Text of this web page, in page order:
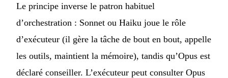
Le principe inverse le patron habituel
d’orchestration : Sonnet ou Haiku joue le rôle
d’exécuteur (il gère la tâche de bout en bout, appelle
les outils, maintient la mémoire), tandis qu’Opus est
déclaré conseiller. L’exécuteur peut consulter Opus